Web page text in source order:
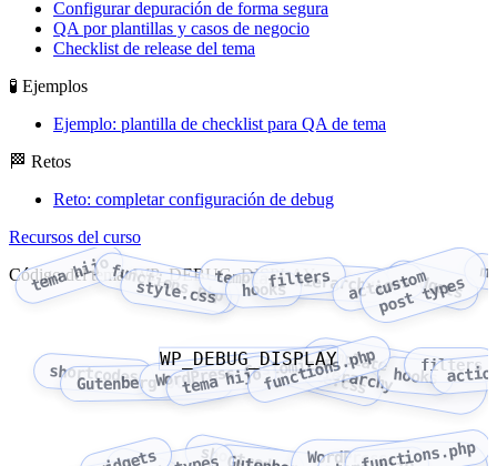
Configurar depuración de forma segura
QA por plantillas y casos de negocio
Checklist de release del tema
🧪 Ejemplos
Ejemplo: plantilla de checklist para QA de tema
🏁 Retos
Reto: completar configuración de debug
Recursos del curso
Código del tema: WP_DEBUG_DISPLAY
tema hijofunctions.php
style.csstemplate hierarchy
hooksfilters actions
c
u
s
t
o
m
p
o
s
t
t
y
p
e
s
widgets
shortcodes
Gutenberg blocksWordPress Customizer
tema hijofunctions.php
style.css
template
hierarchyhooks
filters
WordPressfunctions.php
WP_DEBUG_DISPLAY